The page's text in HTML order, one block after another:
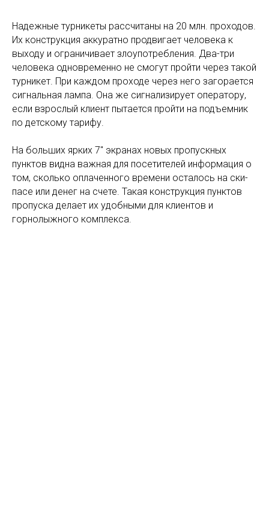
Надежные турникеты рассчитаны на 20 млн. проходов.
Их конструкция аккуратно продвигает человека к
выходу и ограничивает злоупотребления. Два-три
человека одновременно не смогут пройти через такой
турникет. При каждом проходе через него загорается
сигнальная лампа. Она же сигнализирует оператору,
если взрослый клиент пытается пройти на подъемник
по детскому тарифу.
На больших ярких 7" экранах новых пропускных
пунктов видна важная для посетителей информация о
том, сколько оплаченного времени осталось на ски-
пасе или денег на счете. Такая конструкция пунктов
пропуска делает их удобными для клиентов и
горнолыжного комплекса.